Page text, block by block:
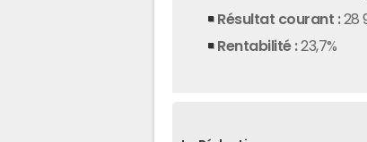
Résultat courant :28
Rentabilité :23,7%